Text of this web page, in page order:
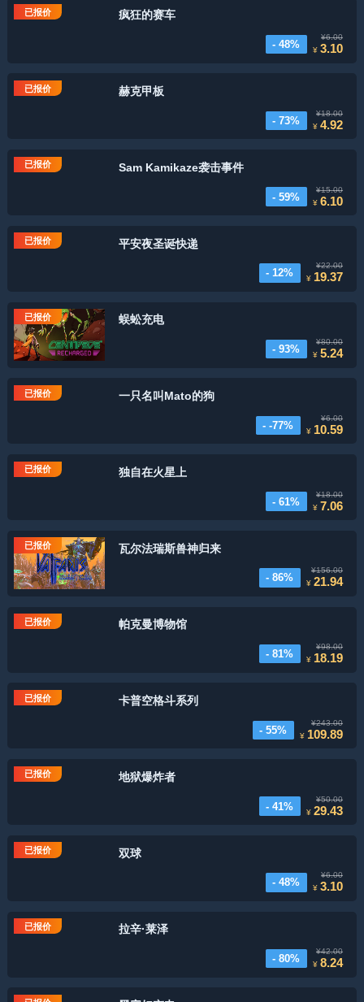
已报价 疯狂的赛车
- 48%
¥6.00
¥3.10
已报价 赫克甲板
- 73%
¥18.00
¥4.92
已报价 Sam Kamikaze袭击事件
- 59%
¥15.00
¥6.10
已报价 平安夜圣诞快递
- 12%
¥22.00
¥ 19.37
已报价 蜈蚣充电
- 93%
¥80.00
¥5.24
已报价 一只名叫Mato的狗
- -77%
¥6.00
¥ 10.59
已报价 独自在火星上
- 61%
¥18.00
¥ 7.06
已报价 瓦尔法瑞斯兽神归来
- 86%
¥156.00
¥21.94
已报价 帕克曼博物馆
- 81%
¥98.00
¥ 18.19
已报价 卡普空格斗系列
- 55%
¥243.00
¥ 109.89
已报价 地狱爆炸者
- 41%
¥50.00
¥29.43
已报价 双球
- 48%
¥6.00
¥3.10
已报价 拉辛·莱泽
- 80%
¥42.00
¥8.24